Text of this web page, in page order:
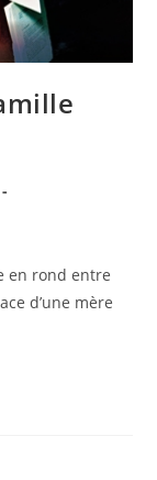
en rond entre
d’une mère